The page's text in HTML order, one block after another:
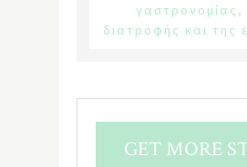
γαστρονομίας,
διατροφής και της
GET MORE